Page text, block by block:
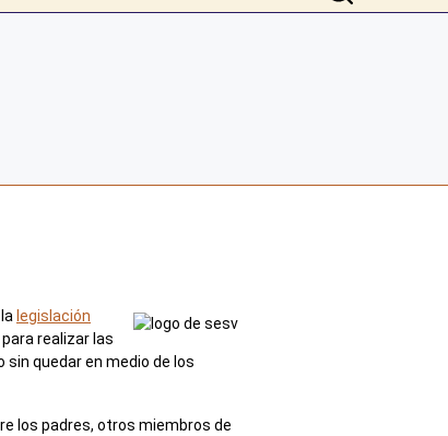
legislación
realizar las
quedar en medio de los
los padres, otros miembros de